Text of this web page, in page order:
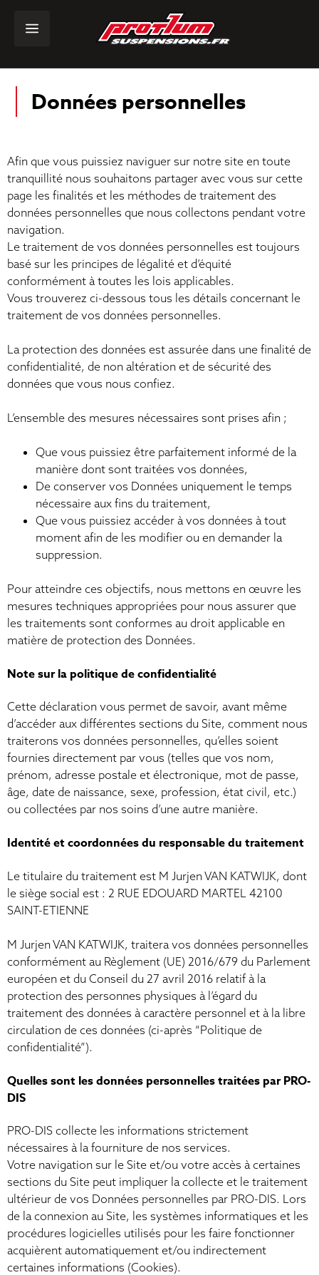
Données personnelles
Afin que vous puissiez naviguer sur notre site en toute
tranquillité nous souhaitons partager avec vous sur cette
page les finalités et les méthodes de traitement des
données personnelles que nous collectons pendant votre
navigation.
Le traitement de vos données personnelles est toujours
basé sur les principes de légalité et d’équité
conformément à toutes les lois applicables.
Vous trouverez ci-dessous tous les détails concernant le
traitement de vos données personnelles.
La protection des données est assurée dans une finalité de
confidentialité, de non altération et de sécurité des
données que vous nous confiez.
L’ensemble des mesures nécessaires sont prises afin ;
Que vous puissiez être parfaitement informé de la
manière dont sont traitées vos données,
De conserver vos Données uniquement le temps
nécessaire aux fins du traitement,
Que vous puissiez accéder à vos données à tout
moment afin de les modifier ou en demander la
suppression.
Pour atteindre ces objectifs, nous mettons en œuvre les
mesures techniques appropriées pour nous assurer que
les traitements sont conformes au droit applicable en
matière de protection des Données.
Note sur la politique de confidentialité
Cette déclaration vous permet de savoir, avant même
d’accéder aux différentes sections du Site, comment nous
traiterons vos données personnelles, qu’elles soient
fournies directement par vous (telles que vos nom,
prénom, adresse postale et électronique, mot de passe,
âge, date de naissance, sexe, profession, état civil, etc.)
ou collectées par nos soins d’une autre manière.
Identité et coordonnées du responsable du traitement
Le titulaire du traitement est M Jurjen VAN KATWIJK, dont
le siège social est : 2 RUE EDOUARD MARTEL 42100
SAINT-ETIENNE
M Jurjen VAN KATWIJK, traitera vos données personnelles
conformément au Règlement (UE) 2016/679 du Parlement
européen et du Conseil du 27 avril 2016 relatif à la
protection des personnes physiques à l’égard du
traitement des données à caractère personnel et à la libre
circulation de ces données (ci-après “Politique de
confidentialité”).
Quelles sont les données personnelles traitées par PRO-
DIS
PRO-DIS collecte les informations strictement
nécessaires à la fourniture de nos services.
Votre navigation sur le Site et/ou votre accès à certaines
sections du Site peut impliquer la collecte et le traitement
ultérieur de vos Données personnelles par PRO-DIS. Lors
de la connexion au Site, les systèmes informatiques et les
procédures logicielles utilisés pour les faire fonctionner
acquièrent automatiquement et/ou indirectement
certaines informations (Cookies).